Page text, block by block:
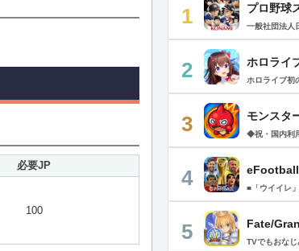
必要JP
100
1 プロ野球
2 ホロライ
3 モンスタ
4
5 Fate/